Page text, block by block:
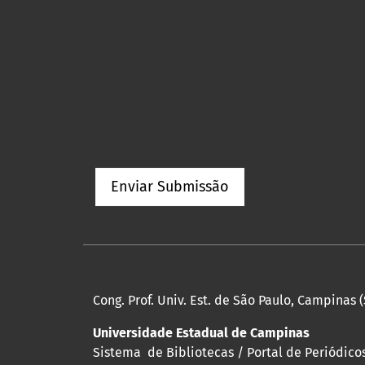
Enviar Submissão
Cong. Prof. Univ. Est. de São Paulo, Campinas
Universidade Estadual de Campinas
Sistema de Bibliotecas / Portal de